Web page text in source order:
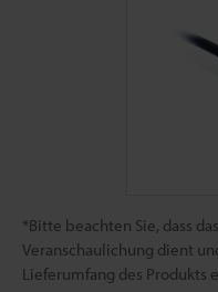
*Bitte beachten Sie, dass
Veranschaulichung dient
Lieferumfang des Produkts